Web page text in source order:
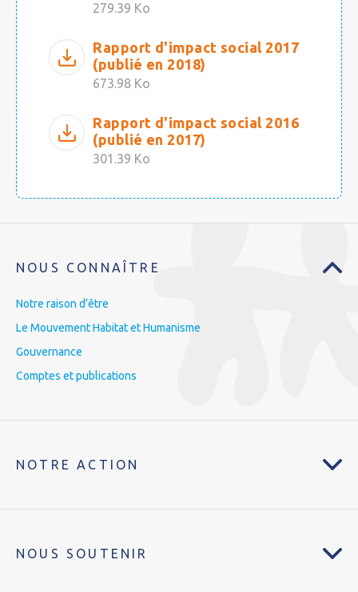
279.39 Ko
Rapport d'impact social 2017
(publié en 2018)
673.98 Ko
Rapport d'impact social 2016
(publié en 2017)
301.39 Ko
NOUS CONNAÎTRE
Notre raison d’être
Le Mouvement Habitat et Humanisme
Gouvernance
Comptes et publications
NOTRE ACTION
NOUS SOUTENIR